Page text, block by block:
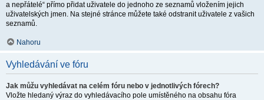
a nepřátelé“ přímo přidat uživatele do jednoho ze seznamů vložením jejich
uživatelských jmen. Na stejné stránce můžete také odstranit uživatele z vašich
seznamů.
Nahoru
Vyhledávání ve fóru
Jak můžu vyhledávat na celém fóru nebo v jednotlivých fórech?
Vložte hledaný výraz do vyhledávacího pole umístěného na obsahu fóra